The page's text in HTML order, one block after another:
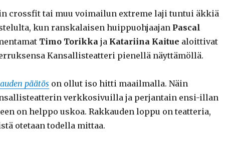
crossfit tai muu voimailun extreme laji tuntui äkkiä
kun ranskalaisen huippuohjaajan Pascal
Timo Torikkaja Katariina Kaitue aloittivat
Kansallisteatteri pienellä näyttämöllä.
päätös on ollut iso hitti maailmalla. Näin
verkkosivuilla ja perjantain ensi-illan
on helppo uskoa. Rakkauden loppu on teatteria,
otetaan todella mittaa.